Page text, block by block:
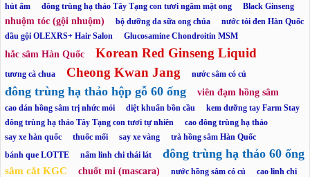
hút ẩm
đông trùng hạ thảo Tây Tạng con tươi ngâm mật ong Black Ginseng
nhuộm tóc (gội nhuộm) bộ dưỡng da sữa ong chúa
nước tỏi đen Hàn Quốc
dầu gội OLEXRS+ Hair Salon
Glucosamine Chondroitin MSM
hắc sâm Hàn Quốc Korean Red Ginseng Liquid
tương cà chua Cheong Kwan Jang nước sâm có củ
đông trùng hạ thảo hộp gỗ 60 ống viên đạm hồng sâm
cao dán hồng sâm trị nhức mỏi diệt khuẩn bồn cầu
kem dưỡng tay Farm Stay
đông trùng hạ thảo Tây Tạng con tươi tự nhiên
cao đông trùng hạ thảo
say xe hàn quốc
thuốc mối say xe vàng
trà hồng sâm Hàn Quốc
bánh que LOTTE
nấm linh chi thái lát đông trùng hạ thảo 60 ống
sâm cắt KGC chuốt mi (mascara) nước hồng sâm có củ cao linh chi